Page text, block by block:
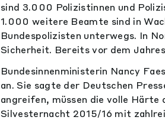
sind 3.000 Polizistinnen und
1.000 weitere Beamte sind in
Bundespolizisten unterwegs. In
Sicherheit. Bereits vor dem
Bundesinnenministerin Nancy
an. Sie sagte der Deutschen
angreifen, müssen die volle
Silvesternacht 2015/16 mit